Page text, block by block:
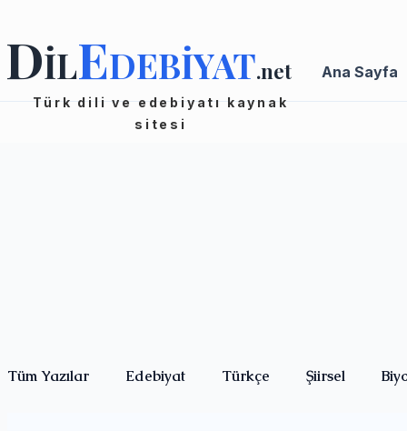
DİLEDEBİYAT.net Ana Sayfa
Türk dili ve edebiyatı kaynak
sitesi
Tüm Yazılar Edebiyat Türkçe Şiirsel